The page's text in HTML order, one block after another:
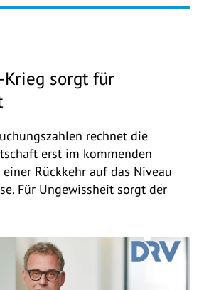
Krieg sorgt für
rechnet die
erst im kommenden
Rückkehr auf das Niveau
Für Ungewissheit sorgt der